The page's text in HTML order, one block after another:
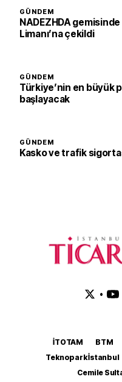
GÜNDEM
NADEZHDA
Limanı’na çekildi
GÜNDEM
Türkiye’nin en büyük
başlayacak
GÜNDEM
Kasko ve trafik
•
İTOTAM BTM
Teknopark İstanbul
Cemile